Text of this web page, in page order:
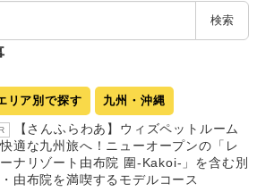
検索
リア別で探す 九州・沖縄
【さんふらわあ】ウィズペットルーム
適な九州旅へ！ニューオープンの「レ
ナリゾート由布院 圍-Kakoi-」を含む別
由布院を満喫するモデルコース